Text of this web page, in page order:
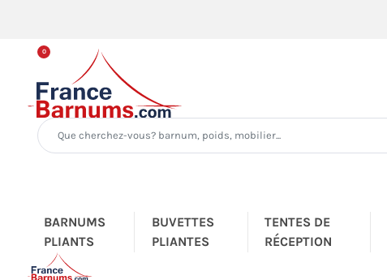
0
BARNUMS
PLIANTS
BUVETTES
PLIANTES
TENTES DE
RÉCEPTION